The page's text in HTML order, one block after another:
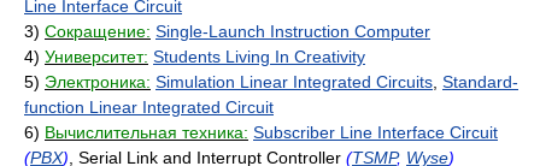
Line Interface Circuit
3) Сокращение: Single-Launch Instruction Computer
4) Университет: Students Living In Creativity
5) Электроника: Simulation Linear Integrated Circuits Standard-
function Linear Integrated Circuit
6) Вычислительная техника: Subscriber Line Interface Circuit
(PBX) , Serial Link and Interrupt Controller (TSMP, Wyse)